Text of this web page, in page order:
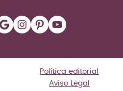
Google
Instagram
Pinterest
YouTube
Política editorial
Aviso Legal